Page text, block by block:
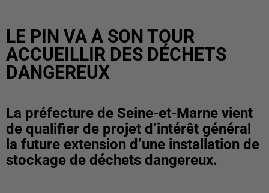
LE PIN VA À SON TOUR
ACCUEILLIR DES DÉCHETS
DANGEREUX
La préfecture de Seine-et-Marne vient
de qualifier de projet d’intérêt général
la future extension d’une installation de
stockage de déchets dangereux.